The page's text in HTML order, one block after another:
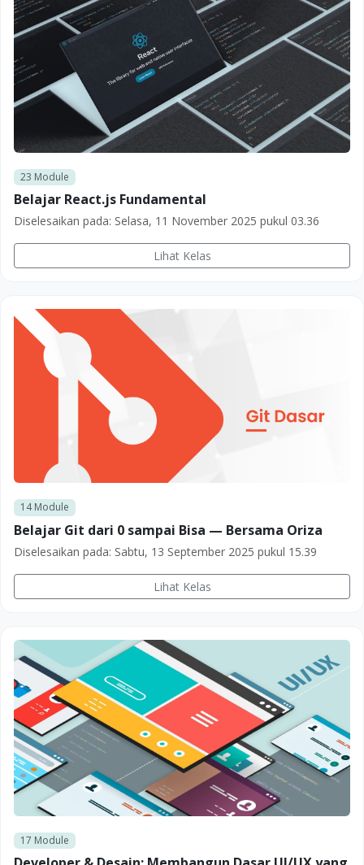
23 Module
Belajar React.js Fundamental
Diselesaikan pada: Selasa, 11 November 2025 pukul 03.36
Lihat Kelas
14Module
Belajar Git dari 0 sampai Bisa — Bersama Oriza
Diselesaikan pada: Sabtu, 13 September 2025 pukul 15.39
Lihat Kelas
17 Module